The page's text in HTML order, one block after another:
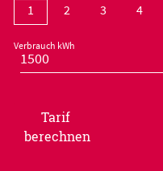
1
2 3 4
Verbrauch kWh
Tarif
berechnen